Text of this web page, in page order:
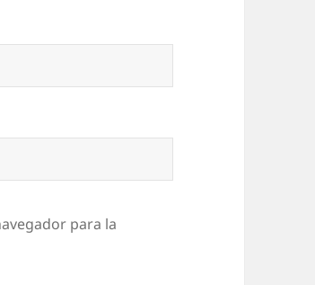
para la